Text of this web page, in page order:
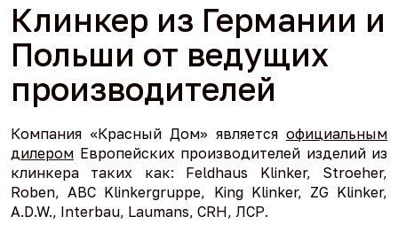
Клинкер из Германии и
Польши от ведущих
производителей
Компания «Красный Дом» является официальным
дилером Европейских производителей изделий из
клинкера таких как: Feldhaus Klinker, Stroeher,
Roben, ABC Klinkergruppe, King Klinker, ZG Klinker,
A.D.W., Interbau, Laumans, CRH, ЛСР.